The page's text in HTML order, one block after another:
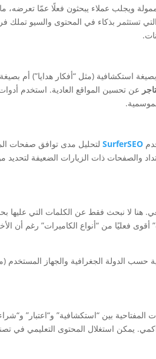
ويجلب عملاء يبحثون فعلًا عمّا تعرضه،
التي تستثمر بذكاء في المحتوى والسيو تملك
استكشافية (مثل “أفكار هدايا”) أم
عن تحسين المواقع العادية. استخدم
SurferSEO لتحليل مدى توافق صفحات
والصفحات ذات الزيارات الضعيفة لتحديد
هنا لا نبحث فقط عن الكلمات التي عليها
فعليًا من “أنواع الكاميرات” رغم أن
حسب الدولة الجغرافية والجهاز المستخدم
بين “استكشافية” و“اعتبار”
يمكن استغلال المحتوى التعليمي في